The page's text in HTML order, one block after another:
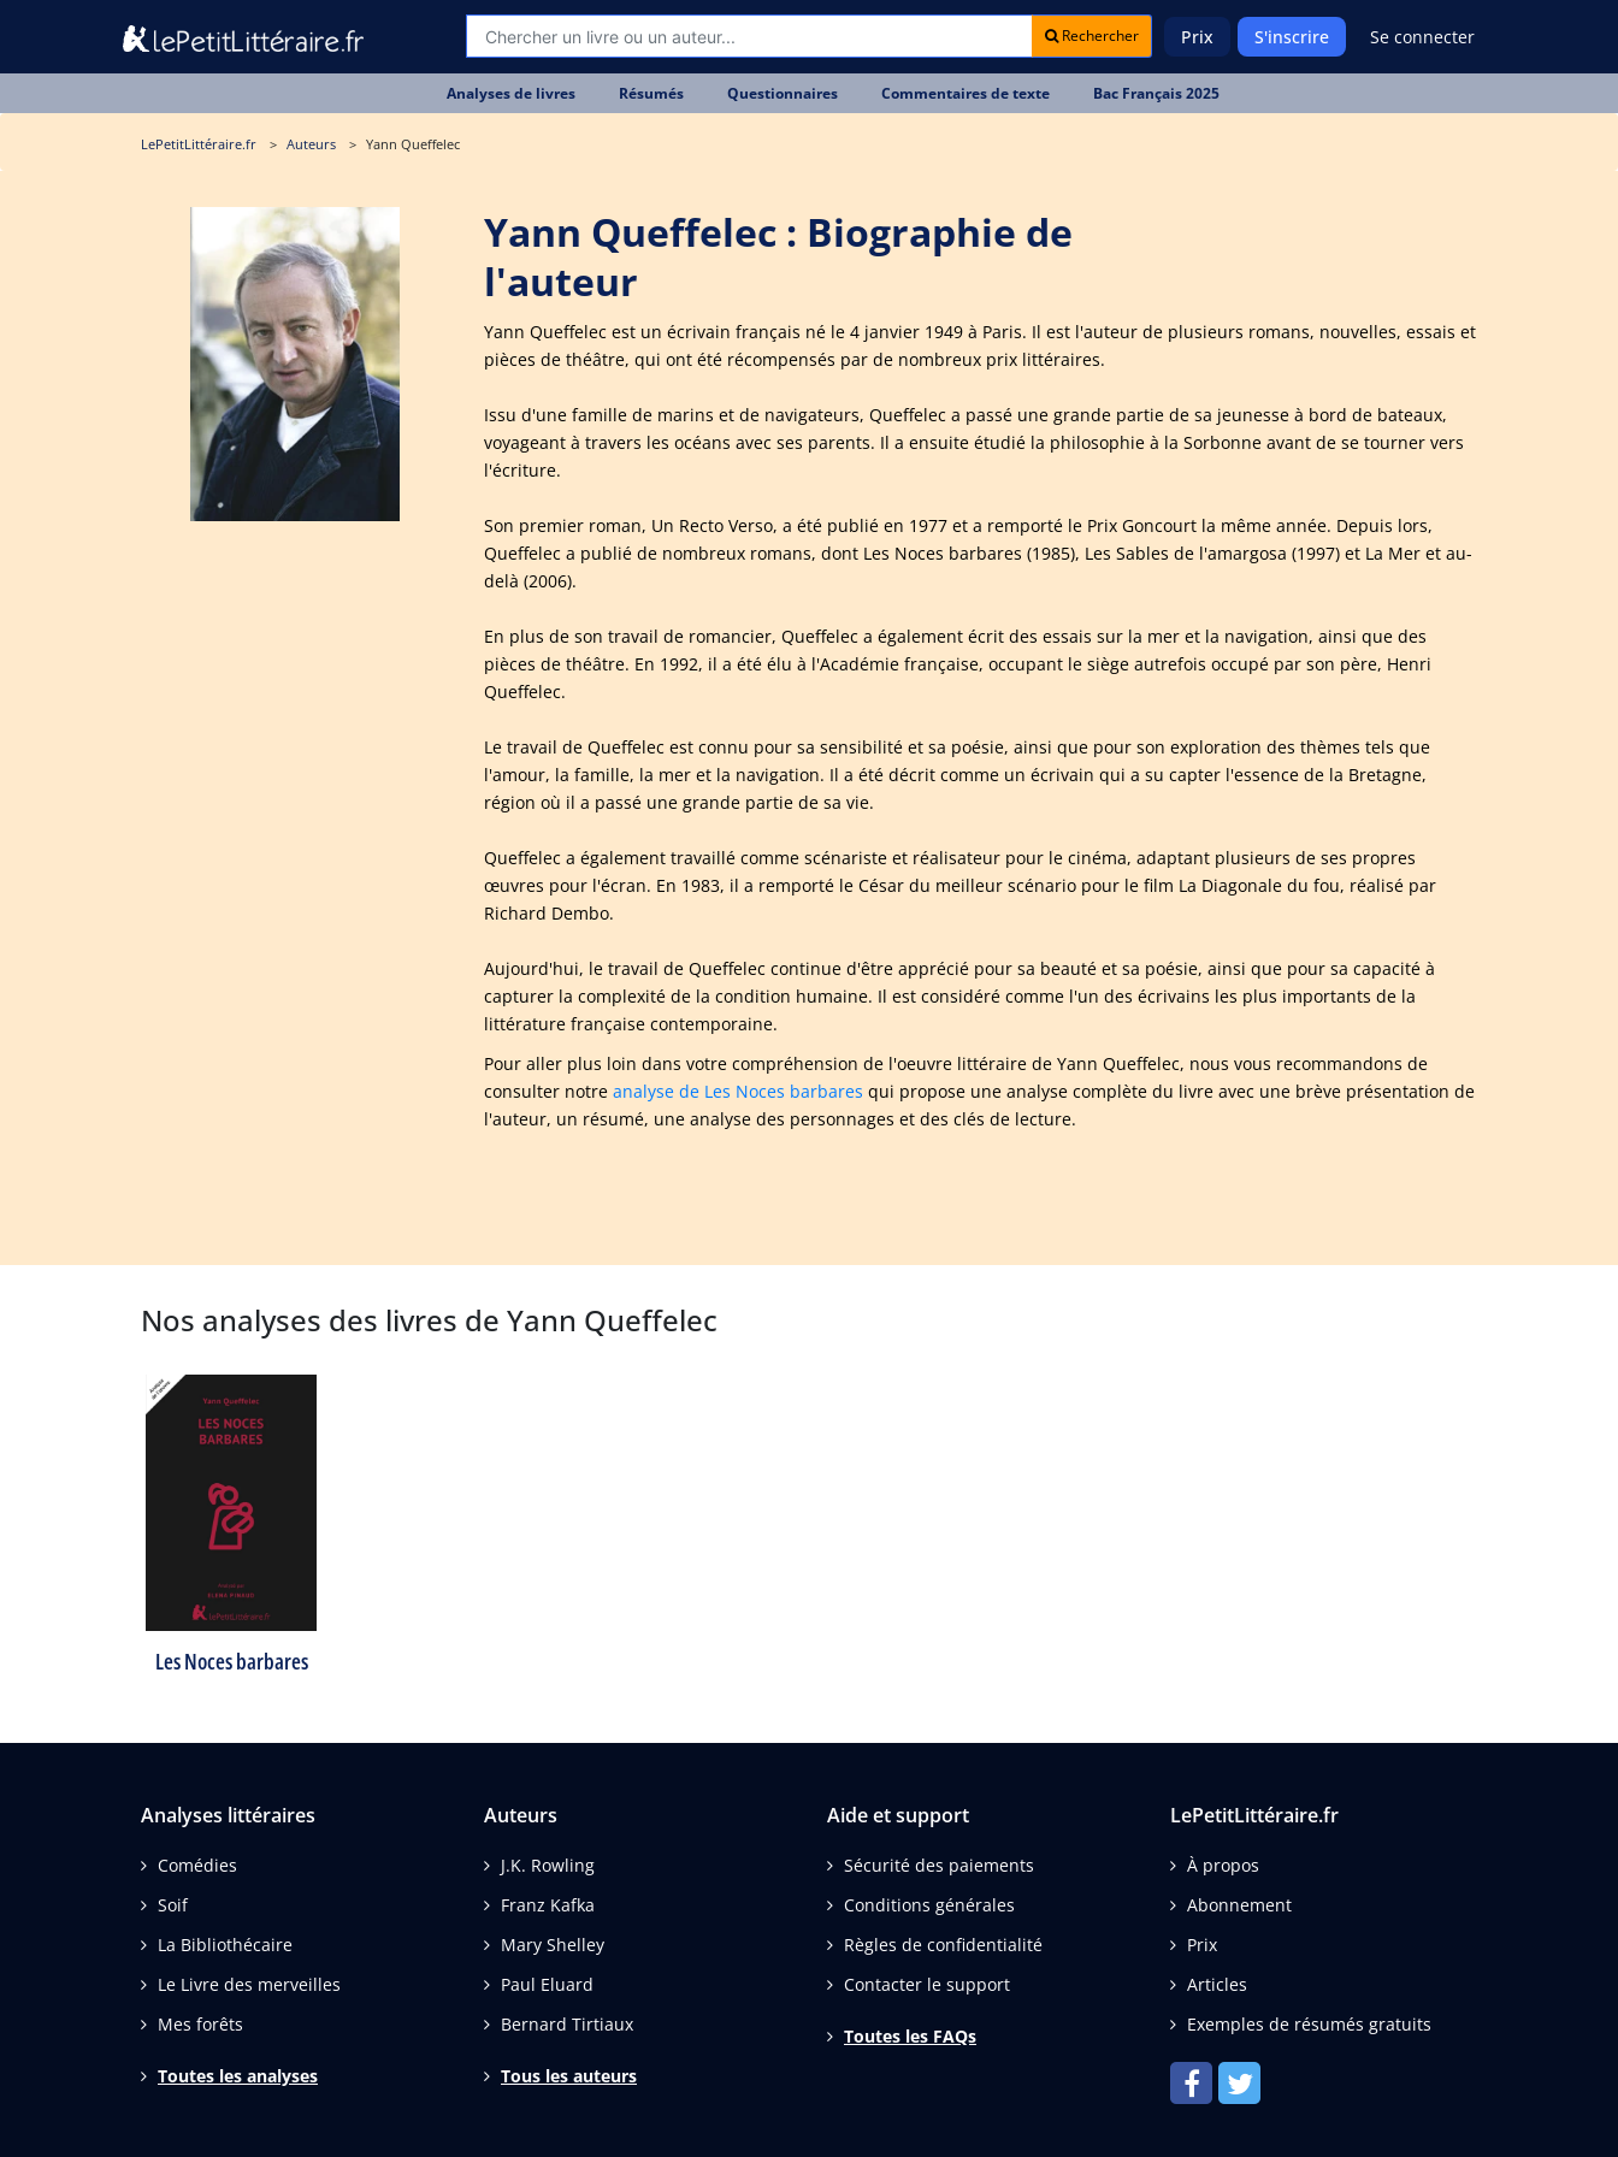
Rechercher Prix S'inscrire Se connecter
Analyses de livres Résumés Questionnaires Commentaires de texte Bac Français 2025
LePetitLittéraire.fr Auteurs Yann Queffelec
Yann Queffelec : Biographie de
l'auteur
Yann Queffelec est un écrivain français né le 4 janvier 1949 à Paris. Il est l'auteur de plusieurs romans, nouvelles, essais et
pièces de théâtre, qui ont été récompensés par de nombreux prix littéraires.
Issu d'une famille de marins et de navigateurs, Queffelec a passé une grande partie de sa jeunesse à bord de bateaux,
voyageant à travers les océans avec ses parents. Il a ensuite étudié la philosophie à la Sorbonne avant de se tourner vers
l'écriture.
Son premier roman, Un Recto Verso, a été publié en 1977 et a remporté le Prix Goncourt la même année. Depuis lors,
Queffelec a publié de nombreux romans, dont Les Noces barbares (1985), Les Sables de l'amargosa (1997) et La Mer et au-
delà (2006).
En plus de son travail de romancier, Queffelec a également écrit des essais sur la mer et la navigation, ainsi que des
pièces de théâtre. En 1992, il a été élu à l'Académie française, occupant le siège autrefois occupé par son père, Henri
Queffelec.
Le travail de Queffelec est connu pour sa sensibilité et sa poésie, ainsi que pour son exploration des thèmes tels que
l'amour, la famille, la mer et la navigation. Il a été décrit comme un écrivain qui a su capter l'essence de la Bretagne,
région où il a passé une grande partie de sa vie.
Queffelec a également travaillé comme scénariste et réalisateur pour le cinéma, adaptant plusieurs de ses propres
œuvres pour l'écran. En 1983, il a remporté le César du meilleur scénario pour le film La Diagonale du fou, réalisé par
Richard Dembo.
Aujourd'hui, le travail de Queffelec continue d'être apprécié pour sa beauté et sa poésie, ainsi que pour sa capacité à
capturer la complexité de la condition humaine. Il est considéré comme l'un des écrivains les plus importants de la
littérature française contemporaine.
Pour aller plus loin dans votre compréhension de l'oeuvre littéraire de Yann Queffelec, nous vous recommandons de
consulter notre analyse de Les Noces barbares qui propose une analyse complète du livre avec une brève présentation de
l'auteur, un résumé, une analyse des personnages et des clés de lecture.
Nos analyses des livres de Yann Queffelec
Les Noces barbares
Analyses littéraires
Comédies
Soif
La Bibliothécaire
Le Livre des merveilles
Mes forêts
Toutes les analyses
Auteurs
J.K. Rowling
Franz Kafka
Mary Shelley
Paul Eluard
Bernard Tirtiaux
Tous les auteurs
Aide et support
Sécurité des paiements
Conditions générales
Règles de confidentialité
Contacter le support
Toutes les FAQs
LePetitLittéraire.fr
À propos
Abonnement
Prix
Articles
Exemples de résumés gratuits